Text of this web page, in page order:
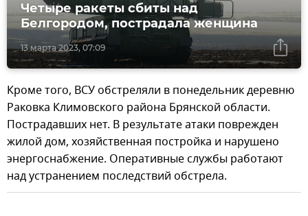
13 марта 2023, 07:09
Четыре ракеты сбиты над
Белгородом, пострадала женщина
Кроме того, ВСУ обстреляли в понедельник деревню
Раковка Климовского района Брянской области.
Пострадавших нет. В результате атаки поврежден
жилой дом, хозяйственная постройка и нарушено
энергоснабжение. Оперативные службы работают
над устранением последствий обстрела.